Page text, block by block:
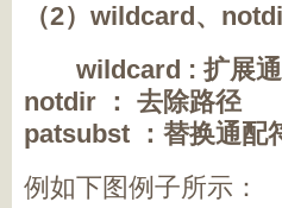
（2）wildcard、
wildcard : 扩展通
notdir ： 去除路径
patsubst ：替换通配
例如下图例子所示：